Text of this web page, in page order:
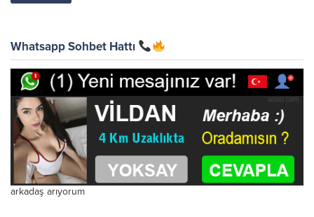
Whatsapp Sohbet Hattı
arkadaş arıyorum